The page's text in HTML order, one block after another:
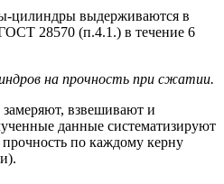
цилиндры выдерживаются в
28570 (п.4.1.) в течение 6
на прочность при сжатии.
взвешивают и
данные систематизируют
по каждому керну